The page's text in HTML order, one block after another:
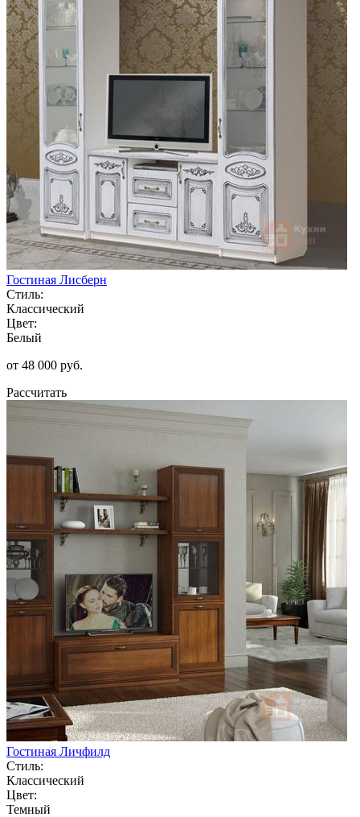
Гостиная Лисберн
Стиль:
Классический
Цвет:
Белый
от 48 000 руб.
Рассчитать
Гостиная Личфилд
Стиль:
Классический
Цвет:
Темный